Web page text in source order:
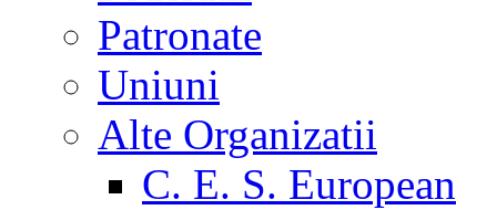
Patronate
Uniuni
Alte Organizatii
C. E. S. European